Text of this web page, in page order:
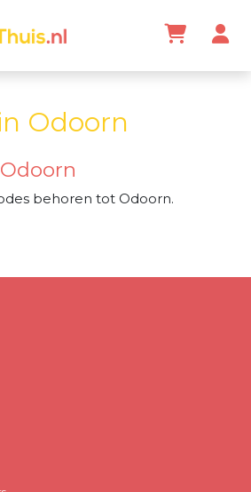
Odoorn
behoren tot Odoorn.